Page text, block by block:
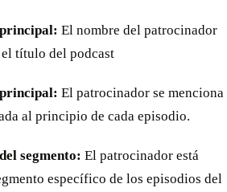
El nombre del patrocinador
título del podcast
El patrocinador se menciona
al principio de cada episodio.
segmento: El patrocinador está
específico de los episodios del